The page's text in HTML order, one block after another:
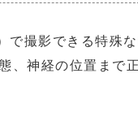
撮影できる特殊
、神経の位置まで